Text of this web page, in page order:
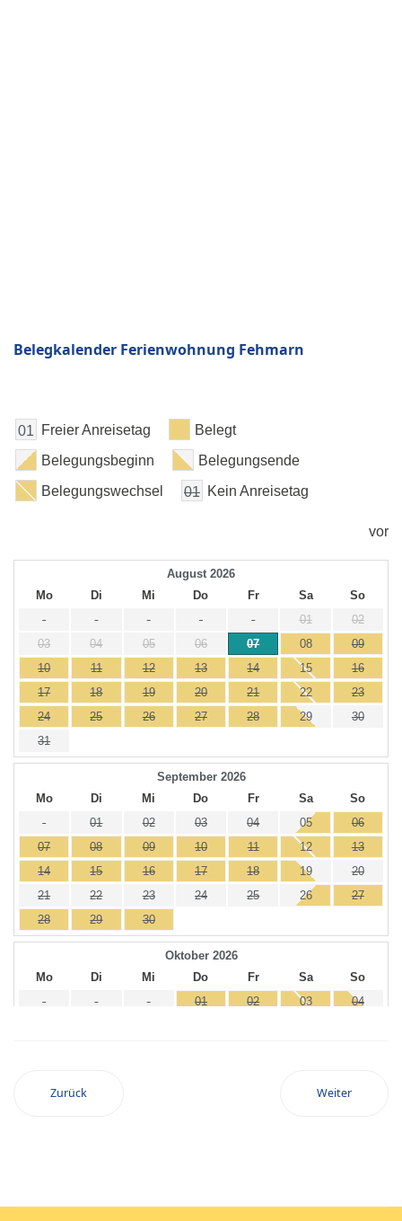
Belegkalender Ferienwohnung Fehmarn
Zurück Weiter